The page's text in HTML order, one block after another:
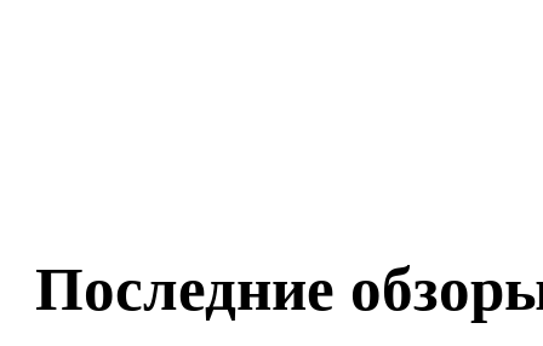
Последние